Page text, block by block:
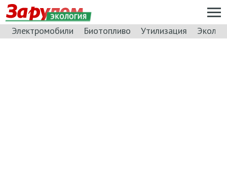
ЭКОЛОГИЯ
Электромобили Биотопливо Утилизация